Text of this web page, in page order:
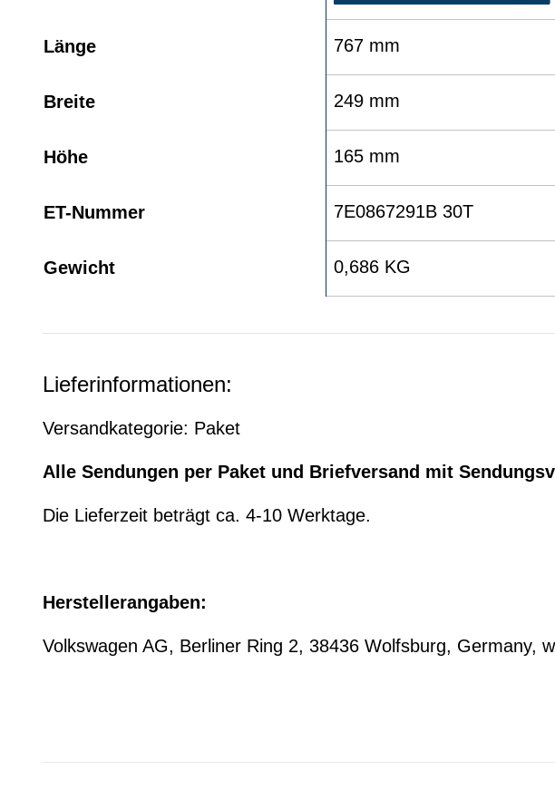
Länge 767 mm
Breite 249 mm
Höhe 165 mm
ET-Nummer 7E0867291B 30T
Gewicht 0,686 KG
Lieferinformationen:
Versandkategorie: Paket
Alle Sendungen per Paket und Briefversand mit
Die Lieferzeit beträgt ca. 4-10 Werktage.
Herstellerangaben:
Volkswagen AG, Berliner Ring 2, 38436 Wolfsburg, Germany,